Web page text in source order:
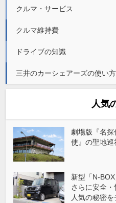
クルマ・サービス
クルマ維持費
ドライブの知識
三井のカーシェアーズの使い方
人気
劇場版『名
使』の聖地
新型「N-
さらに安全
人気の秘密を